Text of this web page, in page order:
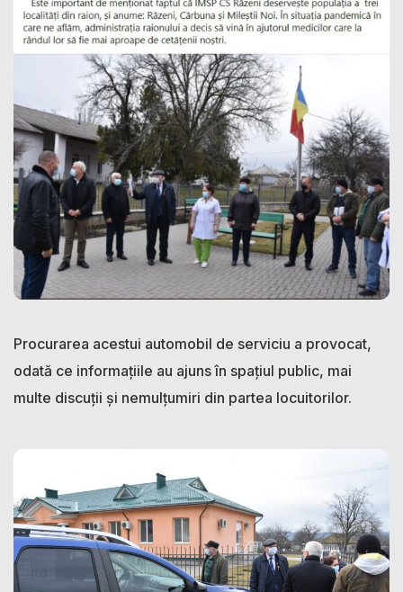
Procurarea acestui automobil de serviciu a provocat,
odată ce informațiile au ajuns în spațiul public, mai
multe discuții și nemulțumiri din partea locuitorilor.